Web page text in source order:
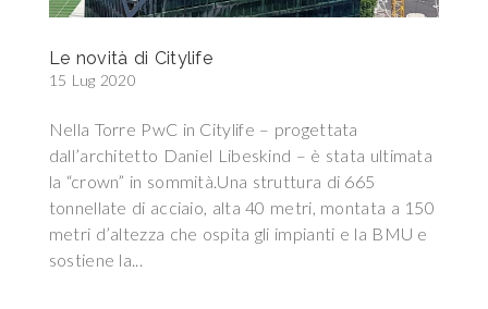
Le novità di Citylife
15 Lug 2020
Nella Torre PwC in Citylife – progettata
dall’architetto Daniel Libeskind – è stata ultimata
la “crown” in sommità.Una struttura di 665
tonnellate di acciaio, alta 40 metri, montata a 150
metri d’altezza che ospita gli impianti e la BMU e
sostiene la...